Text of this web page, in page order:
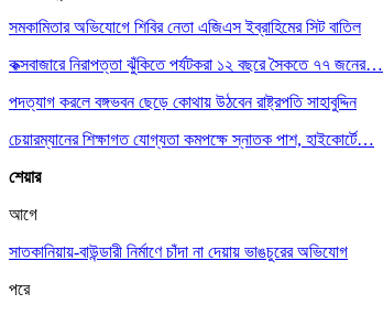
সমকামিতার অভিযোগে শিবির নেতা এজিএস ইব্রাহিমের সিট বাতিল
কক্সবাজারে নিরাপত্তা ঝুঁকিতে পর্যটকরা ১২ বছরে সৈকতে ৭৭ জনের…
পদত্যাগ করলে বঙ্গভবন ছেড়ে কোথায় উঠবেন রাষ্ট্রপতি সাহাবুদ্দিন
চেয়ারম্যানের শিক্ষাগত যোগ্যতা কমপক্ষে স্নাতক পাশ, হাইকোর্টে…
শেয়ার
আগে
সাতকানিয়ায়-বাউন্ডারী নির্মাণে চাঁদা না দেয়ায় ভাঙচুরের অভিযোগ
পরে